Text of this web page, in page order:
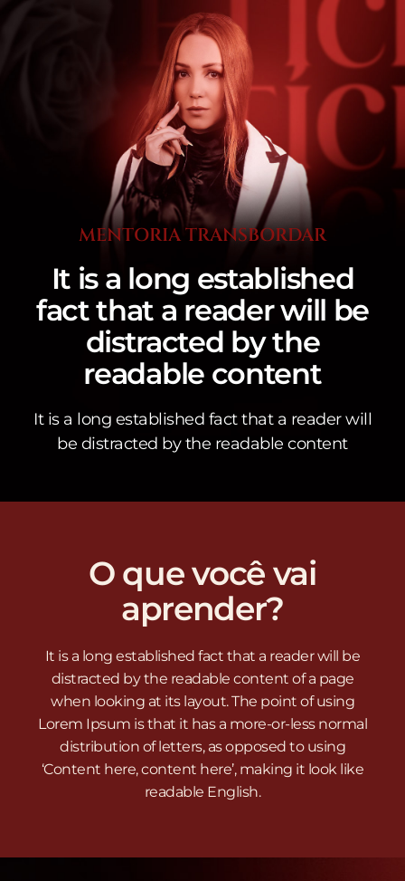
MENTORIA TRANSBORDAR
It is a long established
fact that a reader will be
distracted by the
readable content
It is a long established fact that a reader will
be distracted by the readable content
O que você vai
aprender?
It is a long established fact that a reader will be
distracted by the readable content of a page
when looking at its layout. The point of using
Lorem Ipsum is that it has a more-or-less normal
distribution of letters, as opposed to using
‘Content here, content here’, making it look like
readable English.